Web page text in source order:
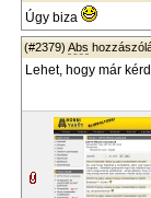
Úgy biza
(#2379) Abs
Lehet, hogy már